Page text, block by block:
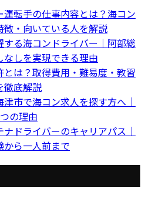
運転手の仕事内容とは？海コン
・向いている人を解説
する海コンドライバー｜阿部総
しを実現できる理由
とは？取得費用・難易度・教習
徹底解説
津市で海コン求人を探す方へ｜
の理由
ドライバーのキャリアパス｜
ら一人前まで